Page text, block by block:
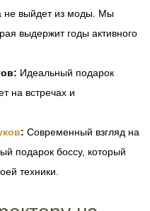
не выйдет из моды. Мы
выдержит годы активного
Идеальный подарок
на встречах и
: Современный взгляд на
подарок боссу, который
техники.